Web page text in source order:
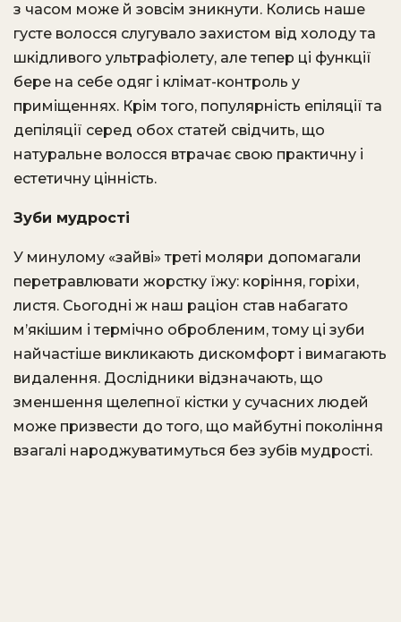
з часом може й зовсім зникнути. Колись наше
густе волосся слугувало захистом від холоду та
шкідливого ультрафіолету, але тепер ці функції
бере на себе одяг і клімат-контроль у
приміщеннях. Крім того, популярність епіляції та
депіляції серед обох статей свідчить, що
натуральне волосся втрачає свою практичну і
естетичну цінність.
Зуби мудрості
У минулому «зайві» треті моляри допомагали
перетравлювати жорстку їжу: коріння, горіхи,
листя. Сьогодні ж наш раціон став набагато
м’якішим і термічно обробленим, тому ці зуби
найчастіше викликають дискомфорт і вимагають
видалення. Дослідники відзначають, що
зменшення щелепної кістки у сучасних людей
може призвести до того, що майбутні покоління
взагалі народжуватимуться без зубів мудрості.